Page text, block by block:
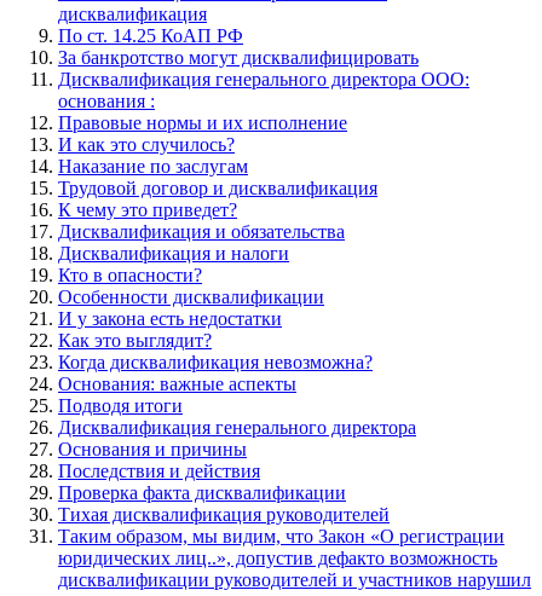
дисквалификация
По ст. 14.25 КоАП РФ
За банкротство могут дисквалифицировать
Дисквалификация генерального директора ООО:
основания :
Правовые нормы и их исполнение
И как это случилось?
Наказание по заслугам
Трудовой договор и дисквалификация
К чему это приведет?
Дисквалификация и обязательства
Дисквалификация и налоги
Кто в опасности?
Особенности дисквалификации
И у закона есть недостатки
Как это выглядит?
Когда дисквалификация невозможна?
Основания: важные аспекты
Подводя итоги
Дисквалификация генерального директора
Основания и причины
Последствия и действия
Проверка факта дисквалификации
Тихая дисквалификация руководителей
Таким образом, мы видим, что Закон «О регистрации
юридических лиц..», допустив дефакто возможность
дисквалификации руководителей и участников нарушил